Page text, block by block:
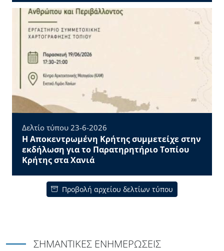
Δελτίο τύπου 23-6-2026
Η Αποκεντρωμένη Κρήτης συμμετείχε στην
εκδήλωση για το Παρατηρητήριο Τοπίου
Κρήτης στα Χανιά
Προβολή αρχείου δελτίων τύπου
ΣΗΜΑΝΤΙΚΕΣ ΕΝΗΜΕΡΩΣΕΙΣ